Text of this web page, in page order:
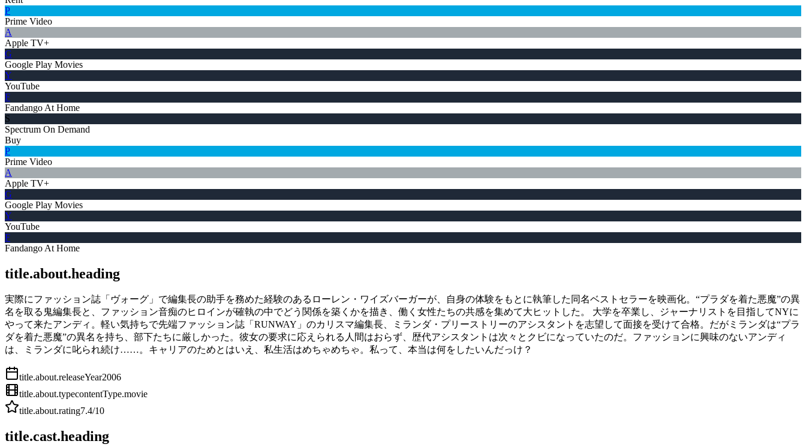
P
Prime Video
A
Apple TV+
G
Google Play Movies
Y
YouTube
F
Fandango At Home
S
Spectrum On Demand
Buy
P
Prime Video
A
Apple TV+
G
Google Play Movies
Y
YouTube
F
Fandango At Home
title.about.heading
実際にファッション誌「ヴォーグ」で編集長の助手を務めた経験のあるローレン・ワイズバーガーが、自身の体験をもとに執筆した同名ベストセラーを映画化。“プラダを着た悪魔”の異
名を取る鬼編集長と、ファッション音痴のヒロインが確執の中でどう関係を築くかを描き、働く女性たちの共感を集めて大ヒットした。 大学を卒業し、ジャーナリストを目指してNYに
やって来たアンディ。軽い気持ちで先端ファッション誌「RUNWAY」のカリスマ編集長、ミランダ・プリーストリーのアシスタントを志望して面接を受けて合格。だがミランダは“プラ
ダを着た悪魔”の異名を持ち、部下たちに厳しかった。彼女の要求に応えられる人間はおらず、歴代アシスタントは次々とクビになっていたのだ。ファッションに興味のないアンディ
は、ミランダに叱られ続け……。キャリアのためとはいえ、私生活はめちゃめちゃ。私って、本当は何をしたいんだっけ？
title.about.releaseYear2006
title.about.typecontentType.movie
title.about.rating7.4/10
title.cast.heading